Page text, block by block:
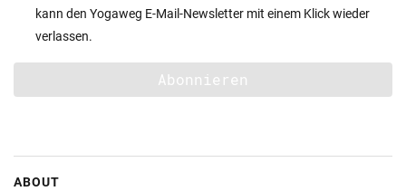
kann den Yogaweg E-Mail-Newsletter mit einem Klick wieder
verlassen.
ABOUT